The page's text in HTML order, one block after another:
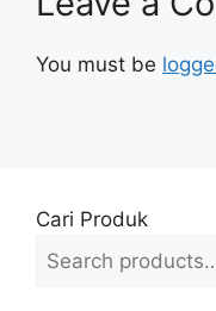
You must be
Cari Produk